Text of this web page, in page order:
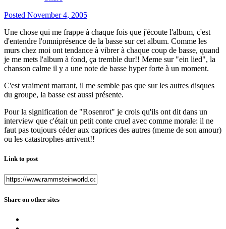
Posted November 4, 2005
Une chose qui me frappe à chaque fois que j'écoute l'album, c'est
d'entendre l'omniprésence de la basse sur cet album. Comme les
murs chez moi ont tendance à vibrer à chaque coup de basse, quand
je me mets l'album à fond, ça tremble dur!! Meme sur "ein lied", la
chanson calme il y a une note de basse hyper forte à un moment.
C'est vraiment marrant, il me semble pas que sur les autres disques
du groupe, la basse est aussi présente.
Pour la signification de "Rosenrot" je crois qu'ils ont dit dans un
interview que c'était un petit conte cruel avec comme morale: il ne
faut pas toujours céder aux caprices des autres (meme de son amour)
ou les catastrophes arrivent!!
Link to post
Share on other sites